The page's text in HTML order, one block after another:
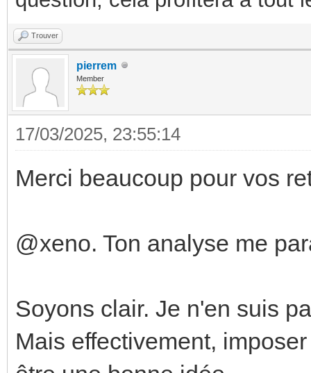
Trouver
pierrem
Member
17/03/2025, 23:55:14
Merci beaucoup pour vos
@xeno. Ton analyse me
Soyons clair. Je n'en suis
Mais effectivement,